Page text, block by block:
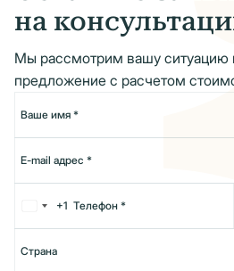
на
Мы рассмотрим вашу ситуацию
предложение с расчетом
+1